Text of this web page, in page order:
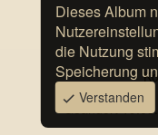
Geändert
Dieses Album
die Nutzung
Speicherung
Verstanden